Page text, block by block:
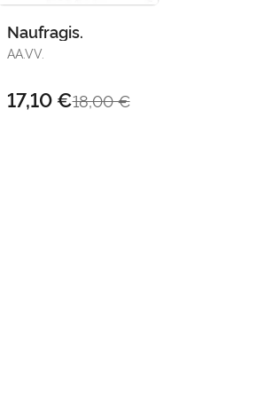
Naufragis.
AA.VV.
18,00 €
17,10 €